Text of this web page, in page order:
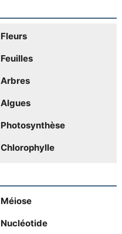
Fleurs
Feuilles
Arbres
Algues
Photosynthèse
Chlorophylle
Méiose
Nucléotide